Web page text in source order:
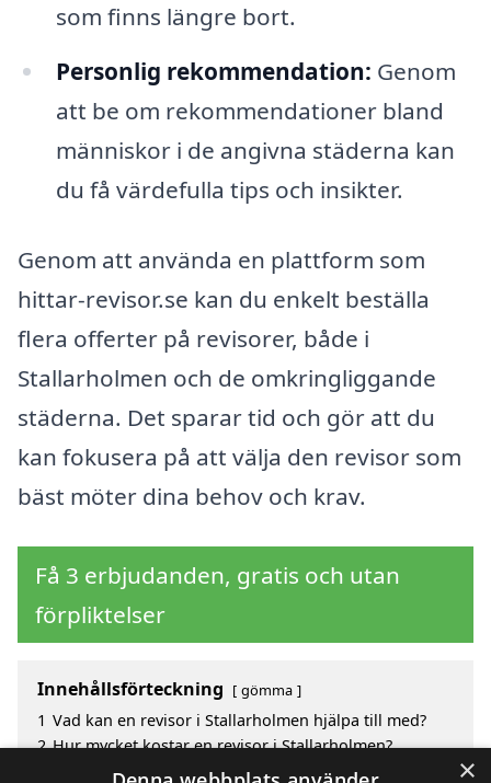
som finns längre bort.
Personlig rekommendation: Genom
att be om rekommendationer bland
människor i de angivna städerna kan
du få värdefulla tips och insikter.
Genom att använda en plattform som
hittar-revisor.se kan du enkelt beställa
flera offerter på revisorer, både i
Stallarholmen och de omkringliggande
städerna. Det sparar tid och gör att du
kan fokusera på att välja den revisor som
bäst möter dina behov och krav.
Få 3 erbjudanden, gratis och utan
förpliktelser
Innehållsförteckning gömma
1 Vad kan en revisor i Stallarholmen hjälpa till med?
2 Hur mycket kostar en revisor i Stallarholmen?
Fördelar med att välja revisor i Stallarholmen ×